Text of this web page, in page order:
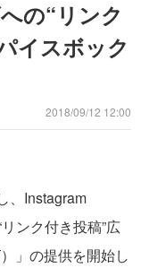
の“リンク
イスボック
2018/09/12 12:00
、Instagram
ンク付き投稿”広
」の提供を開始し